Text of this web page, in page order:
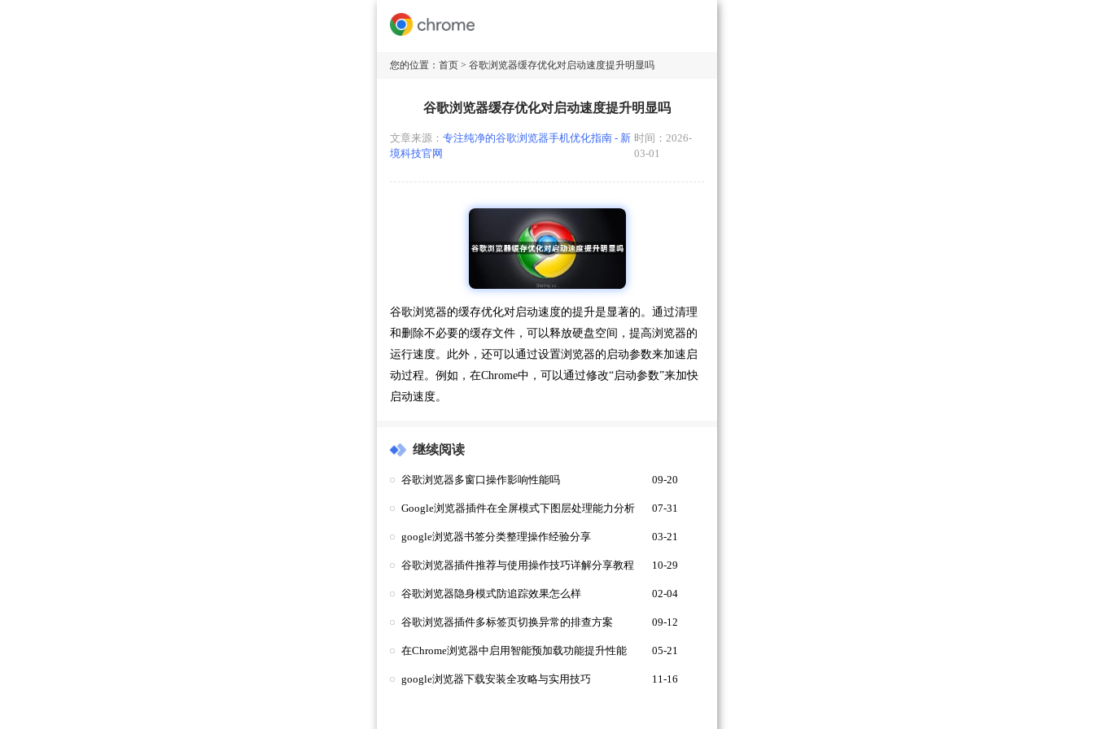
您的位置： 首页 > 谷歌浏览器缓存优化对启动速度提升明显吗
谷歌浏览器缓存优化对启动速度提升明显吗
文章来源： 专注纯净的谷歌浏览器手机优化指南 - 新
境科技官网
时间：2026-
03-01
谷歌浏览器的缓存优化对启动速度的提升是显著的。通过清理
和删除不必要的缓存文件，可以释放硬盘空间，提高浏览器的
运行速度。此外，还可以通过设置浏览器的启动参数来加速启
动过程。例如，在Chrome中，可以通过修改“启动参数”来加快
启动速度。
继续阅读
谷歌浏览器多窗口操作影响性能吗 09-20
Google浏览器插件在全屏模式下图层处理能力分析 07-31
google浏览器书签分类整理操作经验分享 03-21
谷歌浏览器插件推荐与使用操作技巧详解分享教程 10-29
谷歌浏览器隐身模式防追踪效果怎么样 02-04
谷歌浏览器插件多标签页切换异常的排查方案 09-12
在Chrome浏览器中启用智能预加载功能提升性能 05-21
google浏览器下载安装全攻略与实用技巧 11-16